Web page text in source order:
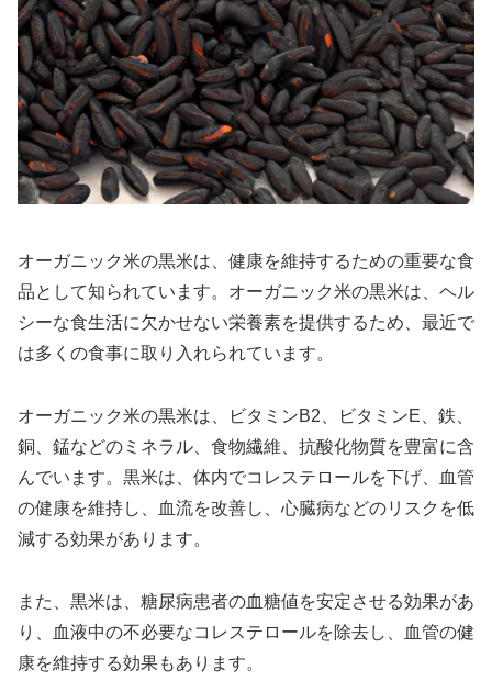
オーガニック米の黒米は、健康を維持するための重要な食
品として知られています。オーガニック米の黒米は、ヘル
シーな食生活に欠かせない栄養素を提供するため、最近で
は多くの食事に取り入れられています。
オーガニック米の黒米は、ビタミンB2、ビタミンE、鉄、
銅、錳などのミネラル、食物繊維、抗酸化物質を豊富に含
んでいます。黒米は、体内でコレステロールを下げ、血管
の健康を維持し、血流を改善し、心臓病などのリスクを低
減する効果があります。
また、黒米は、糖尿病患者の血糖値を安定させる効果があ
り、血液中の不必要なコレステロールを除去し、血管の健
康を維持する効果もあります。